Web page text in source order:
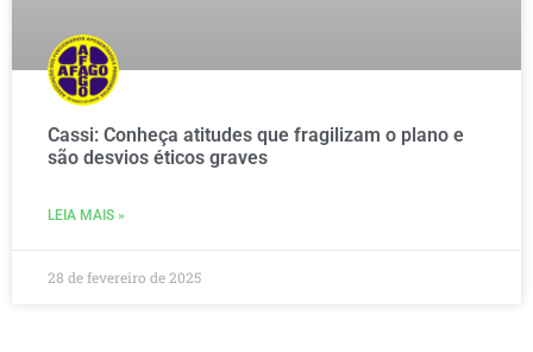
Cassi: Conheça atitudes que fragilizam o plano e
são desvios éticos graves
LEIA MAIS »
28 de fevereiro de 2025